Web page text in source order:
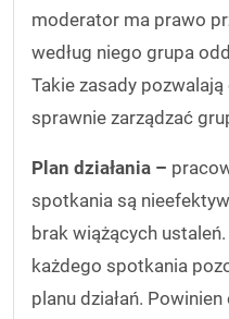
moderator ma prawo
według niego grupa
Takie zasady
sprawnie zarządzać
Plan działania –
spotkania są
brak wiążących
każdego spotkania
planu działań.